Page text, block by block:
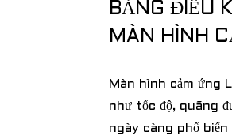
BẢNG ĐIỀU
MÀN HÌNH
Màn hình cảm ứng
như tốc độ, quãng
ngày càng phổ